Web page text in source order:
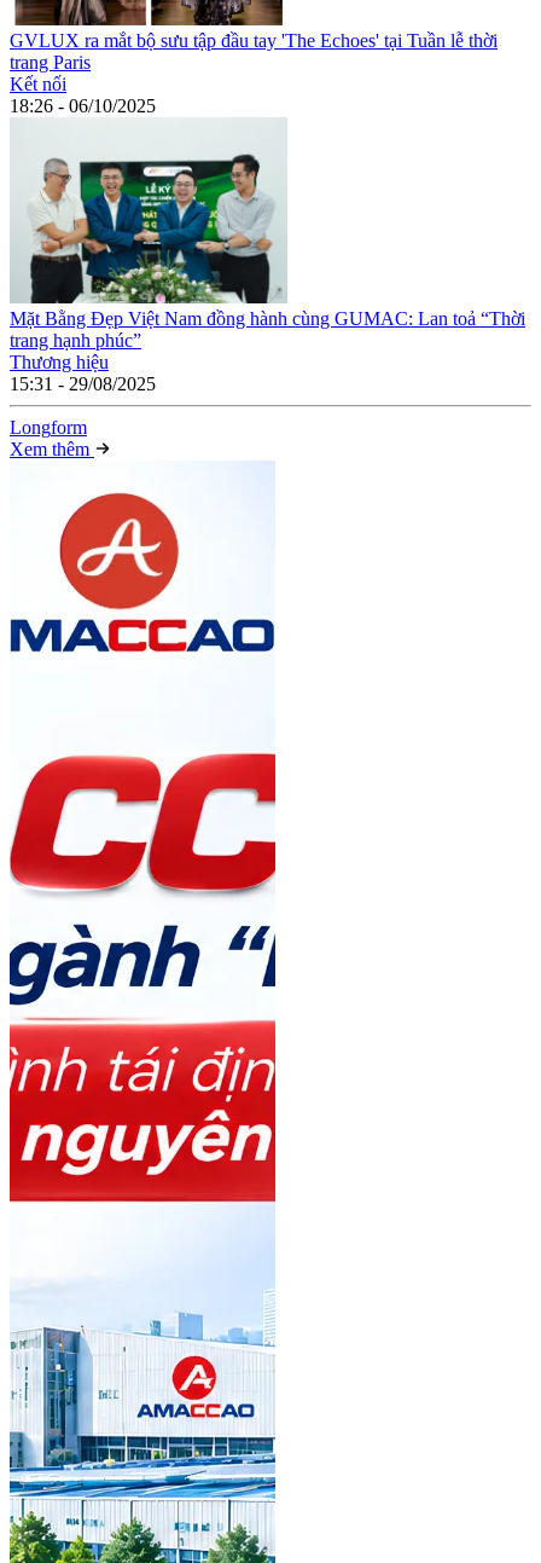
GVLUX ra mắt bộ sưu tập đầu tay 'The Echoes' tại Tuần lễ thời
trang Paris
Kết nối
18:26 - 06/10/2025
Mặt Bằng Đẹp Việt Nam đồng hành cùng GUMAC: Lan toả “Thời
trang hạnh phúc”
Thương hiệu
15:31 - 29/08/2025
Longform
Xem thêm